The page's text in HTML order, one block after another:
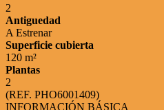
2
Antiguedad
A Estrenar
Superficie cubierta
120 m²
Plantas
2
(REF. PHO6001409)
INFORMACIÓN BÁSICA